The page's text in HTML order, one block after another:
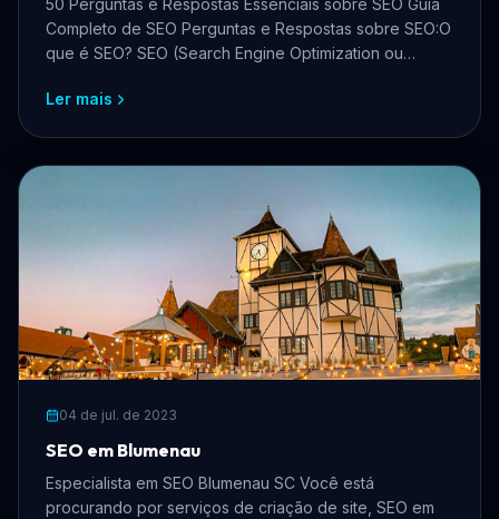
50 Perguntas e Respostas Essenciais sobre SEO Guia
Completo de SEO Perguntas e Respostas sobre SEO:O
que é SEO? SEO (Search Engine Optimization ou
Ler mais
04 de jul. de 2023
SEO em Blumenau
Especialista em SEO Blumenau SC Você está
procurando por serviços de criação de site, SEO em